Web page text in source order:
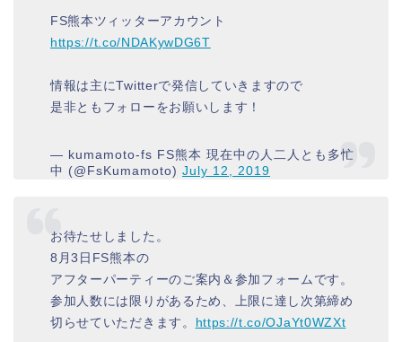
FS熊本ツィッターアカウント
https://t.co/NDAKywDG6T
情報は主にTwitterで発信していきますので
是非ともフォローをお願いします！
— kumamoto-fs FS熊本 現在中の人二人とも多忙
中 (@FsKumamoto)July 12, 2019
お待たせしました。
8月3日FS熊本の
アフターパーティーのご案内＆参加フォームです。
参加人数には限りがあるため、上限に達し次第締め
切らせていただきます。
https://t.co/OJaYt0WZXt